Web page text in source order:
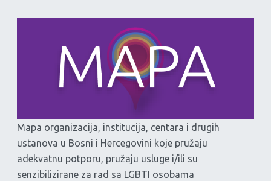
Mapa organizacija, institucija, centara i drugih
ustanova u Bosni i Hercegovini koje pružaju
adekvatnu potporu, pružaju usluge i/ili su
senzibilizirane za rad sa LGBTI osobama